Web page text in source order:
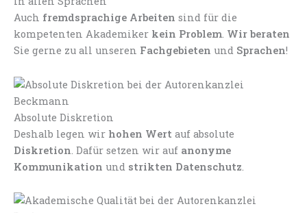
Auch fremdsprachige Arbeiten sind für die
kompetenten Akademiker kein Problem. Wir beraten
Sie gerne zu all unseren Fachgebieten und Sprachen!
Absolute Diskretion
Deshalb legen wir hohen Wert auf absolute
Diskretion . Dafür setzen wir auf anonyme
Kommunikation und strikten Datenschutz